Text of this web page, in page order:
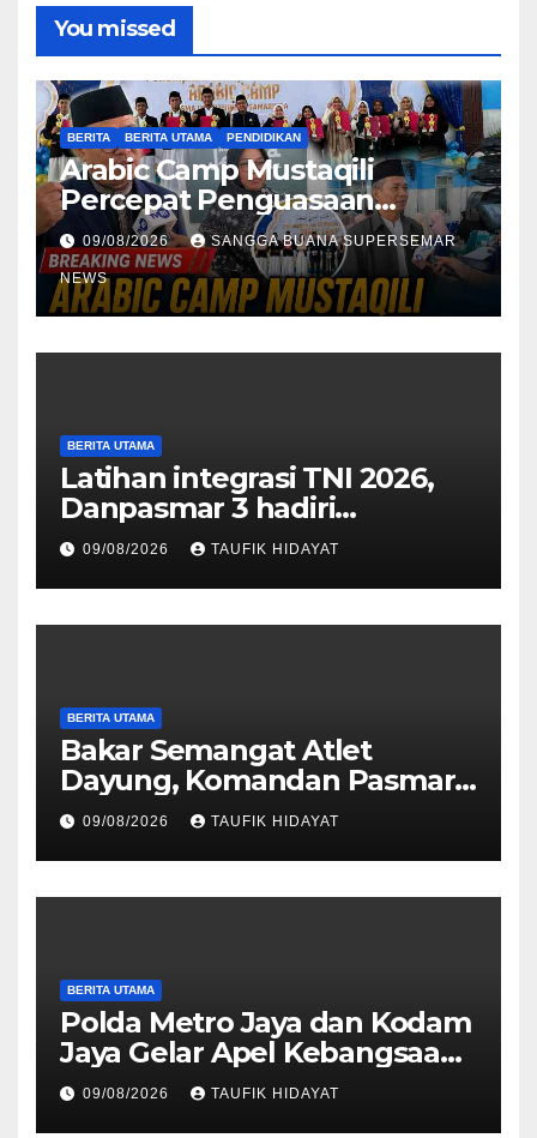
You missed
BERITA BERITA UTAMA PENDIDIKAN
Arabic Camp Mustaqili
Percepat Penguasaan
Bahasa Arab di SMA
09/08/2026 SANGGA BUANA SUPERSEMAR
NEWS
BERITA UTAMA
Latihan integrasi TNI 2026,
Danpasmar 3 hadiri
rangkaian Kehormatan Korps
Marinir di Dabo Singkep
09/08/2026 TAUFIK HIDAYAT
BERITA UTAMA
Bakar Semangat Atlet
Dayung, Komandan Pasmar
3 Berikan Motivasi dan
Apresiasi
09/08/2026 TAUFIK HIDAYAT
BERITA UTAMA
Polda Metro Jaya dan Kodam
Jaya Gelar Apel Kebangsaan
“Jaga Jakarta untuk
Indonesia
09/08/2026 TAUFIK HIDAYAT